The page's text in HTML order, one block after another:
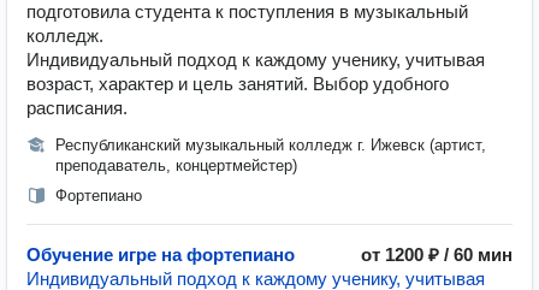
подготовила студента к поступления в музыкальный
колледж.
Индивидуальный подход к каждому ученику, учитывая
возраст, характер и цель занятий. Выбор удобного
расписания.
Республиканский музыкальный колледж г. Ижевск (артист,
преподаватель, концертмейстер)
Фортепиано
Обучение игре на фортепиано
от 1200 ₽ / 60 мин
Индивидуальный подход к каждому ученику, учитывая